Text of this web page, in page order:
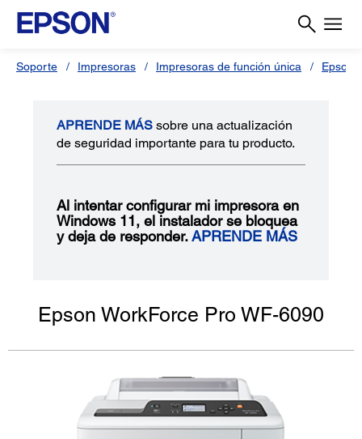
Soporte Impresoras Impresoras de función única Epson
APRENDE MÁS sobre una actualización
de seguridad importante para tu producto.
Al intentar configurar mi impresora en
Windows 11, el instalador se bloquea
y deja de responder.APRENDE MÁS
Epson WorkForce Pro WF-6090